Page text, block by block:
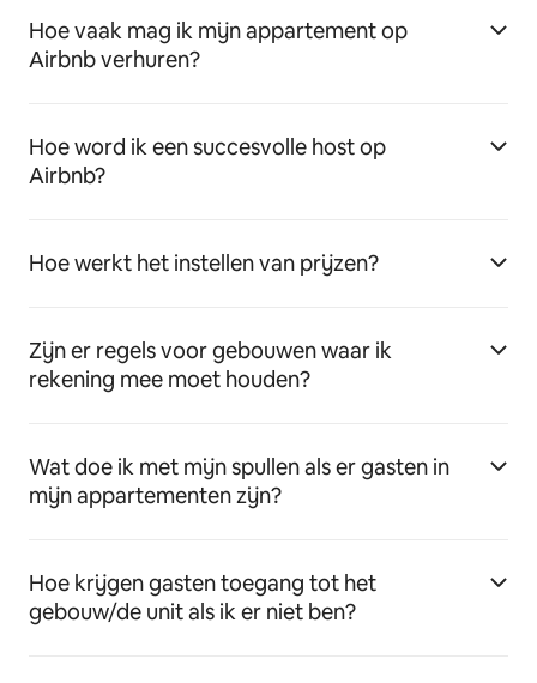
Hoe vaak mag ik mijn appartement op
Airbnb verhuren?
Hoe word ik een succesvolle host op
Airbnb?
Hoe werkt het instellen van prijzen?
Zijn er regels voor gebouwen waar ik
rekening mee moet houden?
Wat doe ik met mijn spullen als er gasten in
mijn appartementen zijn?
Hoe krijgen gasten toegang tot het
gebouw/de unit als ik er niet ben?